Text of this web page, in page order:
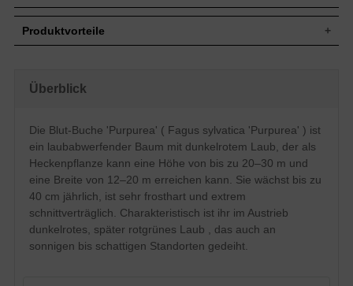
Zuwachs
Wuchsform
Blatt
Blattfarbe kann je nach Standort und
Lichtverhältnissen varrieren, Form und
Herbstfärbung rotbraun; 5-10 cm lang
Frucht
Stachelige Fruchtbecher
Blüte
Blütezeit
Boden
Bevorzugt frische bis feuchte, gut
durchlässige und nahrhafte Untergründe,
Produktvorteile
kann sehr schmal gehalten werden
extrem schnittverträglich
robust und pflegeleicht
nicht immergrün
(aber im Winter mit viel Laubhaftung)
laubverursachend
Staunässe meiden
Überblick
Die Blut-Buche 'Purpurea' ( Fagus sylvatica 'Purpurea' ) ist
ein laubabwerfender Baum mit dunkelrotem Laub, der als
Heckenpflanze kann eine Höhe von bis zu 20–30 m und
eine Breite von 12–20 m erreichen kann. Sie wächst bis zu
40 cm jährlich, ist sehr frosthart und extrem
schnittverträglich. Charakteristisch ist ihr im Austrieb
dunkelrotes, später rotgrünes Laub , das auch an
sonnigen bis schattigen Standorten gedeiht.